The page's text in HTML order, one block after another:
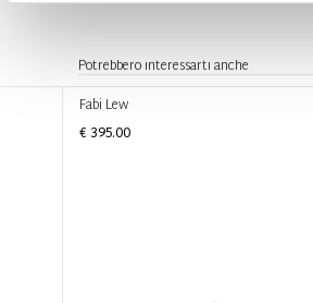
Potrebbero interessarti anche
Fabi Lew
€ 395.00